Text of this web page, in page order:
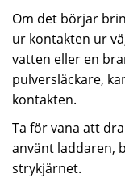
Om det börjar
ur kontakten ur
vatten eller en
pulversläckare,
kontakten.
Ta för vana att
använt laddaren,
strykjärnet.